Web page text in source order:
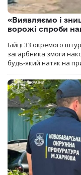
«Виявляємо і
ворожі спроби
Бійці 33 окремого
загарбника змоги
будь-який натяк на